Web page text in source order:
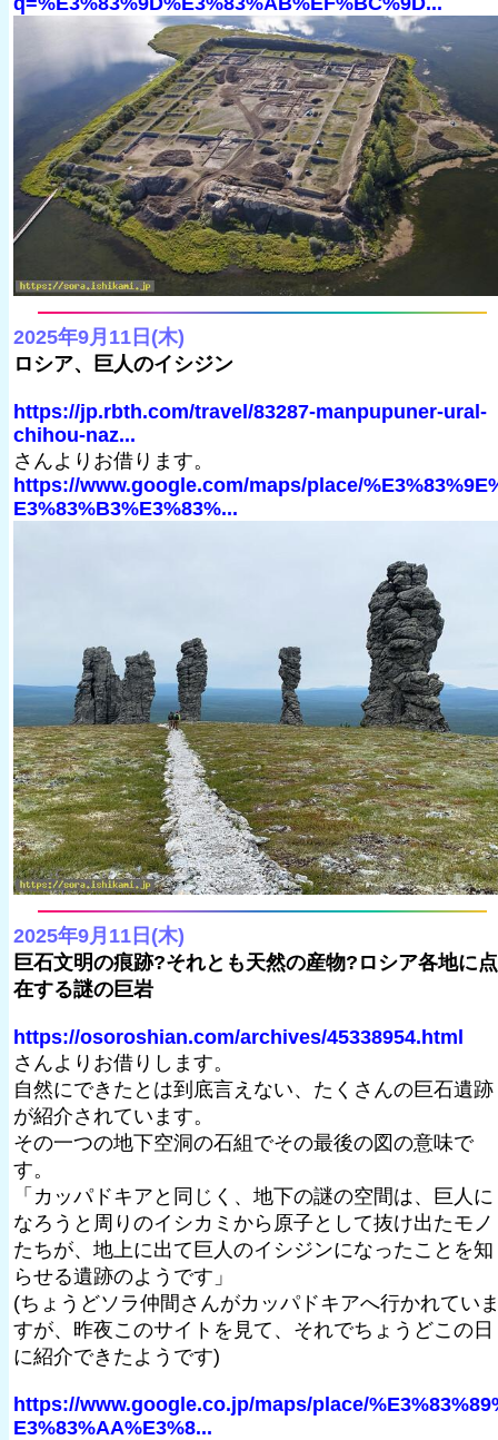
2025年9月11日(木)
ロシア、巨人のイシジン
https://jp.rbth.com/travel/83287-manpupuner-ural-
chihou-naz...
さんよりお借ります。
https://www.google.com/maps/place/
E3%83%B3%E3%83%...
2025年9月11日(木)
巨石文明の痕跡?それとも天然の産物?ロシア各地に点
在する謎の巨岩
https://osoroshian.com/archives/45338954.html
さんよりお借りします。
自然にできたとは到底言えない、たくさんの巨石遺跡
が紹介されています。
その一つの地下空洞の石組でその最後の図の意味で
す。
「カッパドキアと同じく、地下の謎の空間は、巨人に
なろうと周りのイシカミから原子として抜け出たモノ
たちが、地上に出て巨人のイシジンになったことを知
らせる遺跡のようです」
(ちょうどソラ仲間さんがカッパドキアへ行かれてい
すが、昨夜このサイトを見て、それでちょうどこの日
に紹介できたようです)
https://www.google.co.jp/maps/place/
E3%83%AA%E3%8...